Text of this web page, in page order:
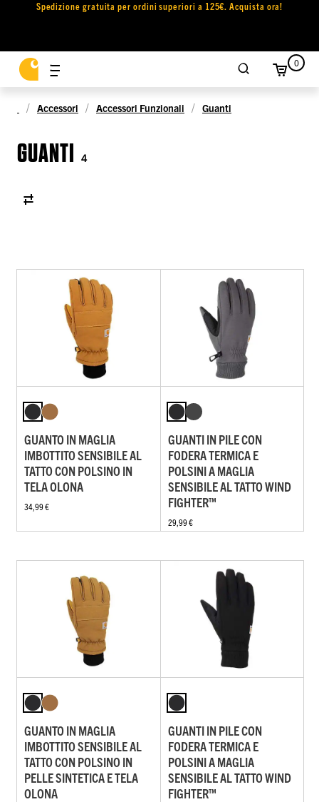
Spedizione gratuita per ordini superiori a 125€. Acquista ora!
0
Accessori Accessori Funzionali Guanti
GUANTI 4
GUANTO IN MAGLIA
IMBOTTITO SENSIBILE AL
TATTO CON POLSINO IN
TELA OLONA
34,99 €
GUANTI IN PILE CON
FODERA TERMICA E
POLSINI A MAGLIA
SENSIBILE AL TATTO WIND
FIGHTER™
29,99 €
GUANTO IN MAGLIA
IMBOTTITO SENSIBILE AL
TATTO CON POLSINO IN
PELLE SINTETICA E TELA
OLONA
GUANTI IN PILE CON
FODERA TERMICA E
POLSINI A MAGLIA
SENSIBILE AL TATTO WIND
FIGHTER™